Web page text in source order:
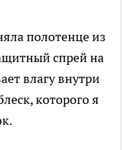
полотенце из
спрей на
влагу внутри
которого я